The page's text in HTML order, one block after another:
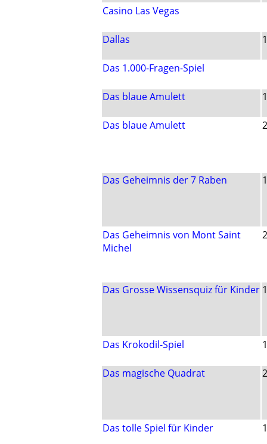
Casino Las Vegas
Dallas
Das 1.000-Fragen-Spiel
Das blaue Amulett
Das blaue Amulett
Das Geheimnis der 7 Raben
Das Geheimnis von Mont Saint
Michel
Das Grosse Wissensquiz für Kinder
Das Krokodil-Spiel
Das magische Quadrat
Das tolle Spiel für Kinder